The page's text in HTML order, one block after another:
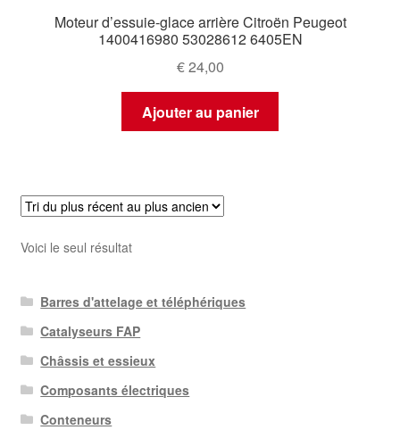
Moteur d’essuie-glace arrière Citroën Peugeot
1400416980 53028612 6405EN
€24,00
Ajouter au panier
Voici le seul résultat
Barres d'attelage et téléphériques
Catalyseurs FAP
Châssis et essieux
Composants électriques
Conteneurs